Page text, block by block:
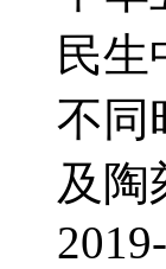
民
不同
及陶